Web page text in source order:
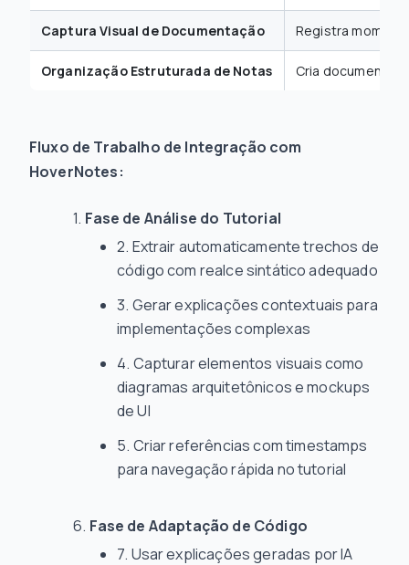
Captura Visual de Documentação Registra
Organização Estruturada de Notas Cria
Fluxo de Trabalho de Integração com
HoverNotes:
Fase de Análise do Tutorial
Extrair automaticamente trechos de
código com realce sintático adequado
Gerar explicações contextuais para
implementações complexas
Capturar elementos visuais como
diagramas arquitetônicos e mockups
de UI
Criar referências com timestamps
para navegação rápida no tutorial
Fase de Adaptação de Código
Usar explicações geradas por IA